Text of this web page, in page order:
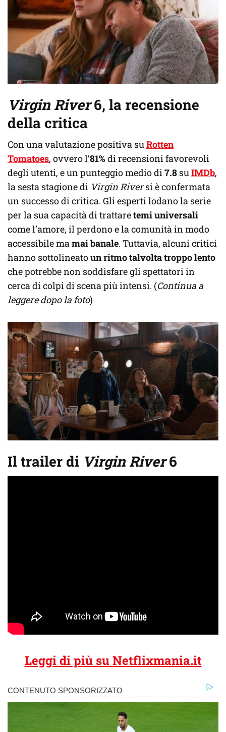
Virgin River6, la recensione
della critica
Con una valutazione positiva suRotten
Tomatoes, ovvero l’81%di recensioni favorevoli
degli utenti, e un punteggio medio di7.8 suIMDb,
la sesta stagione di Virgin Riversi è confermata
un successo di critica. Gli esperti lodano la serie
per la sua capacità di trattaretemi universali
come l’amore, il perdono e la comunità in modo
accessibile mamai banale. Tuttavia, alcuni critici
hanno sottolineatoun ritmo talvolta troppo lento
che potrebbe non soddisfare gli spettatori in
cerca di colpi di scena più intensi. (Continua a
leggere dopo la foto)
Il trailer di Virgin River6
Leggi di più su Netflixmania.it